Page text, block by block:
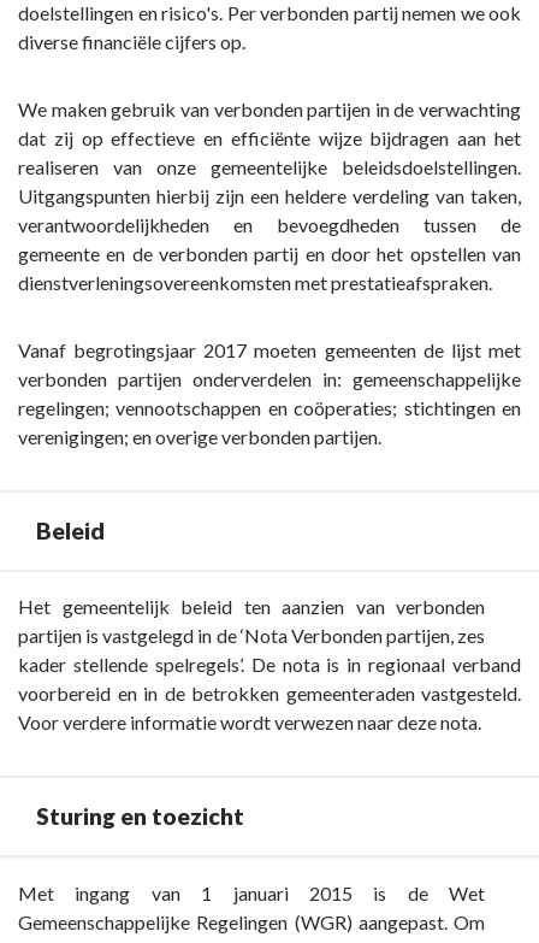
doelstellingen en risico's. Per verbonden partij nemen we ook
diverse financiële cijfers op.
We maken gebruik van verbonden partijen in de verwachting
dat zij op effectieve en efficiënte wijze bijdragen aan het
realiseren van onze gemeentelijke beleidsdoelstellingen.
Uitgangspunten hierbij zijn een heldere verdeling van taken,
verantwoordelijkheden en bevoegdheden tussen de
gemeente en de verbonden partij en door het opstellen van
dienstverleningsovereenkomsten met prestatieafspraken.
Vanaf begrotingsjaar 2017 moeten gemeenten de lijst met
verbonden partijen onderverdelen in: gemeenschappelijke
regelingen; vennootschappen en coöperaties; stichtingen en
verenigingen; en overige verbonden partijen.
Beleid
Terug
naar
navigatie
Paragraaf
partijen
Het gemeentelijk beleid ten aanzien van verbonden
partijen is vastgelegd in de ‘Nota Verbonden partijen, zes
kader stellende spelregels’. De nota is in regionaal verband
voorbereid en in de betrokken gemeenteraden vastgesteld.
Voor verdere informatie wordt verwezen naar deze nota.
Sturing en toezicht
Terug
naar
Met ingang van 1 januari 2015 is de Wet
Gemeenschappelijke Regelingen (WGR) aangepast. Om